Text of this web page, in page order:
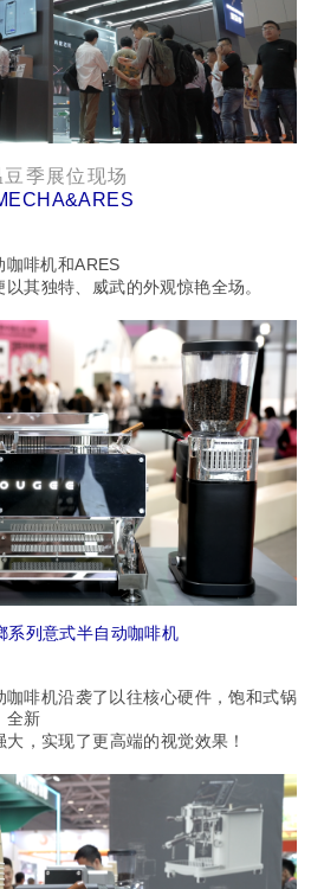
季展位现场
咖啡机和ARES
以其独特、威武的外观惊艳全场。
系列意式半自动咖啡机
啡机沿袭了以往核心硬件，饱和式锅
全新
，实现了更高端的视觉效果！